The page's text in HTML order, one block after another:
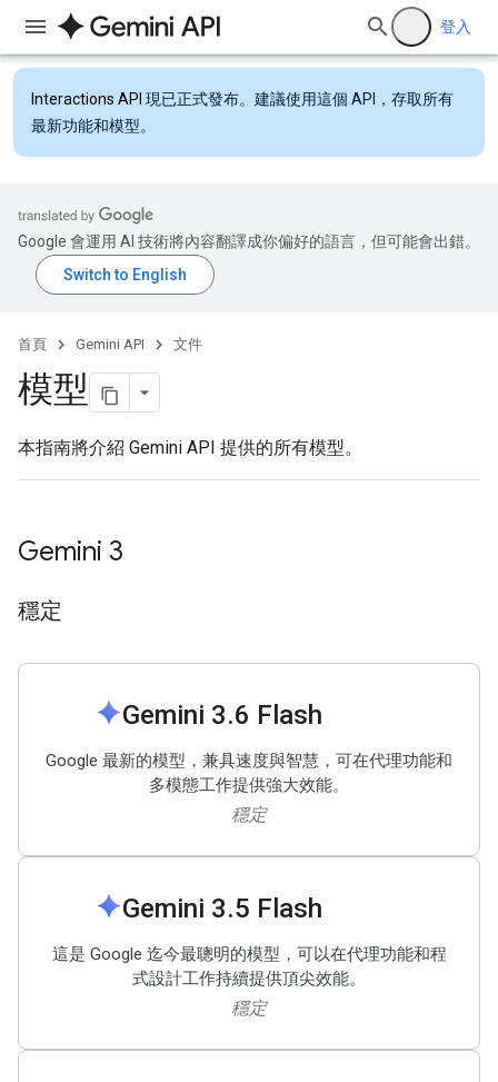
登入
Interactions API 現已正式發布。建議使用這個 API，存取所有
最新功能和模型。
Google 會運用 AI 技術將內容翻譯成你偏好的語言，但可能會出錯。
首頁 Gemini API 文件
模型
本指南將介紹 Gemini API 提供的所有模型。
Gemini 3
穩定
sparkGemini 3.6 Flash
Google 最新的模型，兼具速度與智慧，可在代理功能和
多模態工作提供強大效能。
穩定
sparkGemini 3.5 Flash
這是 Google 迄今最聰明的模型，可以在代理功能和程
式設計工作持續提供頂尖效能。
穩定